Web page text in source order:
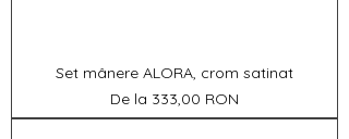
Set mânere ALORA, crom satinat
De la 333,00 RON
Preț redus